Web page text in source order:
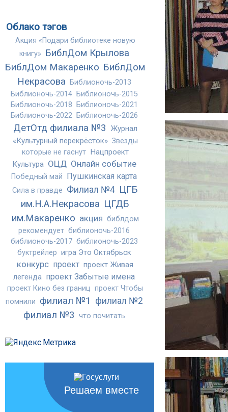
Облако тэгов
Акция «Подари библиотеке новую
книгу» БиблДом Крылова
БиблДом Макаренко БиблДом
Некрасова
Библионочь-2013
Библионочь-2014
Библионочь-2015
Библионочь-2018
Библионочь-2021
Библионочь-2022
Библионочь-2026
ДетОтд филиала №3
Журнал
«Культурный перекрёсток» Звезды
которые не гаснут Нацпроект
Культура ОЦД Онлайн событие
Победный май Пушкинская карта
Сила в правде Филиал №4 ЦГБ
им.Н.А.Некрасова ЦГДБ
им.Макаренко акция библдом
рекомендует библионочь-2016
библионочь-2017 библионочь-2023
буктрейлер игра Это Октябрьск
конкурс проект проект Живая
легенда проект Забытые имена
проект Кино без границ проект Чтобы
помнили филиал №1 филиал №2
филиал №3 что почитать
Решаем вместе